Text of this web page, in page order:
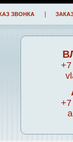
ЗВОНКА
+7
+7